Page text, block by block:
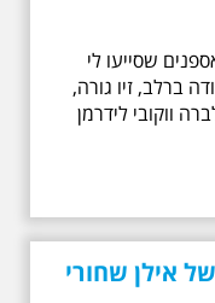
שסייעו לי
ברלב, זיו גורה,
ווקובי לידרמן
אילן שחורי